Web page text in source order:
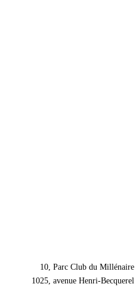
10, Parc Club du Millénaire
1025, avenue Henri-Becquerel